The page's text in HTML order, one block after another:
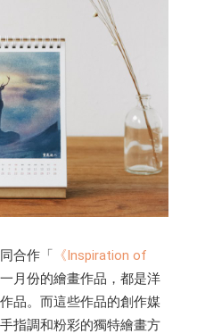
合作「 《Inspiration of
一月份的繪畫作品，都是洋
品。而這些作品的創作媒
指調和粉彩的獨特繪畫方